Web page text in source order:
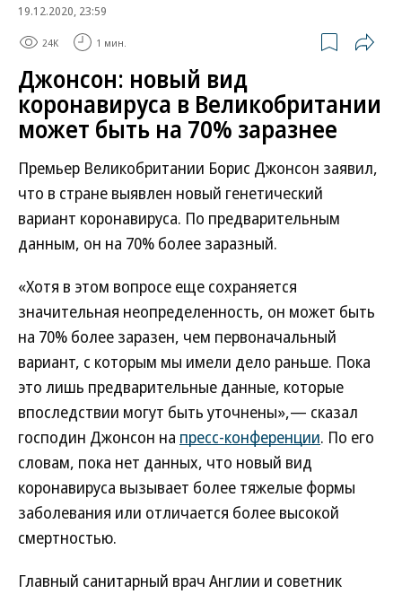
19.12.2020, 23:59
24K 1 мин.
Джонсон: новый вид
коронавируса в Великобритании
может быть на 70% заразнее
Премьер Великобритании Борис Джонсон заявил,
что в стране выявлен новый генетический
вариант коронавируса. По предварительным
данным, он на 70% более заразный.
«Хотя в этом вопросе еще сохраняется
значительная неопределенность, он может быть
на 70% более заразен, чем первоначальный
вариант, с которым мы имели дело раньше. Пока
это лишь предварительные данные, которые
впоследствии могут быть уточнены»,— сказал
господин Джонсон на пресс-конференции. По его
словам, пока нет данных, что новый вид
коронавируса вызывает более тяжелые формы
заболевания или отличается более высокой
смертностью.
Главный санитарный врач Англии и советник